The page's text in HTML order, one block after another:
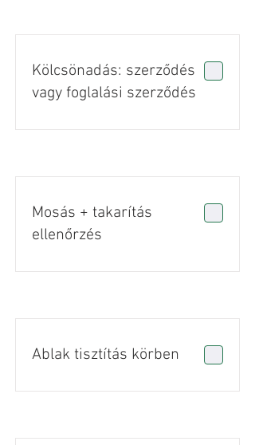
Kölcsönadás: szerződés
vagy foglalási szerződés
Mosás + takarítás
ellenőrzés
Ablak tisztítás körben